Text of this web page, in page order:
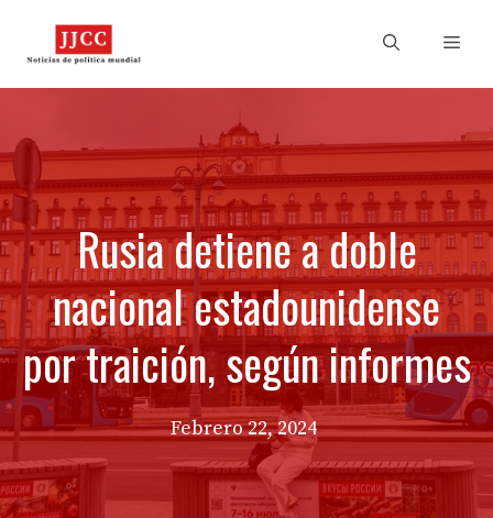
Rusia detiene a doble
nacional estadounidense
por traición, según informes
Febrero 22, 2024